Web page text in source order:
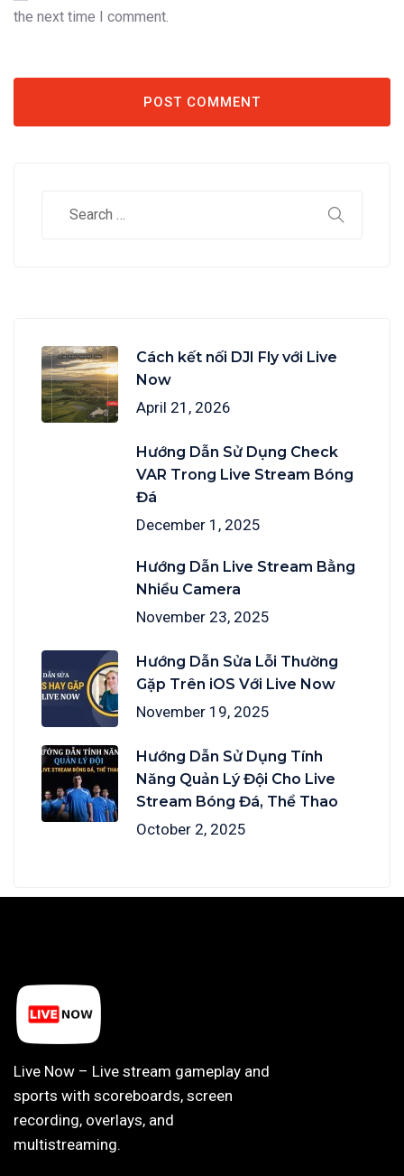
the next time I comment.
Cách kết nối DJI Fly với Live
Now
April 21, 2026
Hướng Dẫn Sử Dụng Check
VAR Trong Live Stream Bóng
Đá
December 1, 2025
Hướng Dẫn Live Stream Bằng
Nhiều Camera
November 23, 2025
Hướng Dẫn Sửa Lỗi Thường
Gặp Trên iOS Với Live Now
November 19, 2025
Hướng Dẫn Sử Dụng Tính
Năng Quản Lý Đội Cho Live
Stream Bóng Đá, Thể Thao
October 2, 2025
Live Now – Live stream gameplay and
sports with scoreboards, screen
recording, overlays, and
multistreaming.